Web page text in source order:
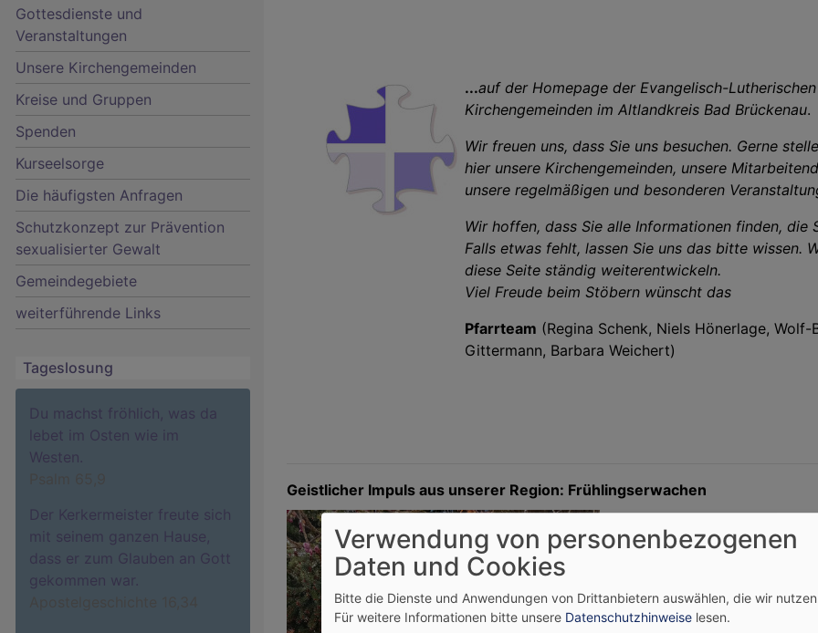
Hauptnavigation
Gottesdienste und
Veranstaltungen
Unsere Kirchengemeinden
Kreise und Gruppen
Spenden
Kurseelsorge
Die häufigsten Anfragen
Schutzkonzept zur Prävention
sexualisierter Gewalt
Gemeindegebiete
weiterführende Links
Tageslosung
Du machst fröhlich, was da
lebet im Osten wie im
Westen.
Der Kerkermeister freute sich
mit seinem ganzen Hause,
dass er zum Glauben an Gott
gekommen war.
...auf der Homepage der Evangelisch-Lutherischen
Kirchengemeinden im Altlandkreis Bad Brückenau.
Wir freuen uns, dass Sie uns besuchen. Gerne
hier unsere Kirchengemeinden, unsere
unsere regelmäßigen und besonderen
Wir hoffen, dass Sie alle Informationen finden, die
Falls etwas fehlt, lassen Sie uns das bitte wissen.
diese Seite ständig weiterentwickeln.
Viel Freude beim Stöbern wünscht das
Pfarrteam (Regina Schenk, Niels Hönerlage, Wolf-
Gittermann, Barbara Weichert)
Geistlicher Impuls aus unserer Region: Frühlingserwachen
ist Ihnen das auch
einigen Wochen schienen
schlafen oder sogar wie
dann ging es los, erst ganz
Verwendung von personenbezogenen
Daten und Cookies
Bitte die Dienste und Anwendungen von Drittanbietern auswählen, die wir
Für weitere Informationen bitte unsere Datenschutzhinweise lesen.